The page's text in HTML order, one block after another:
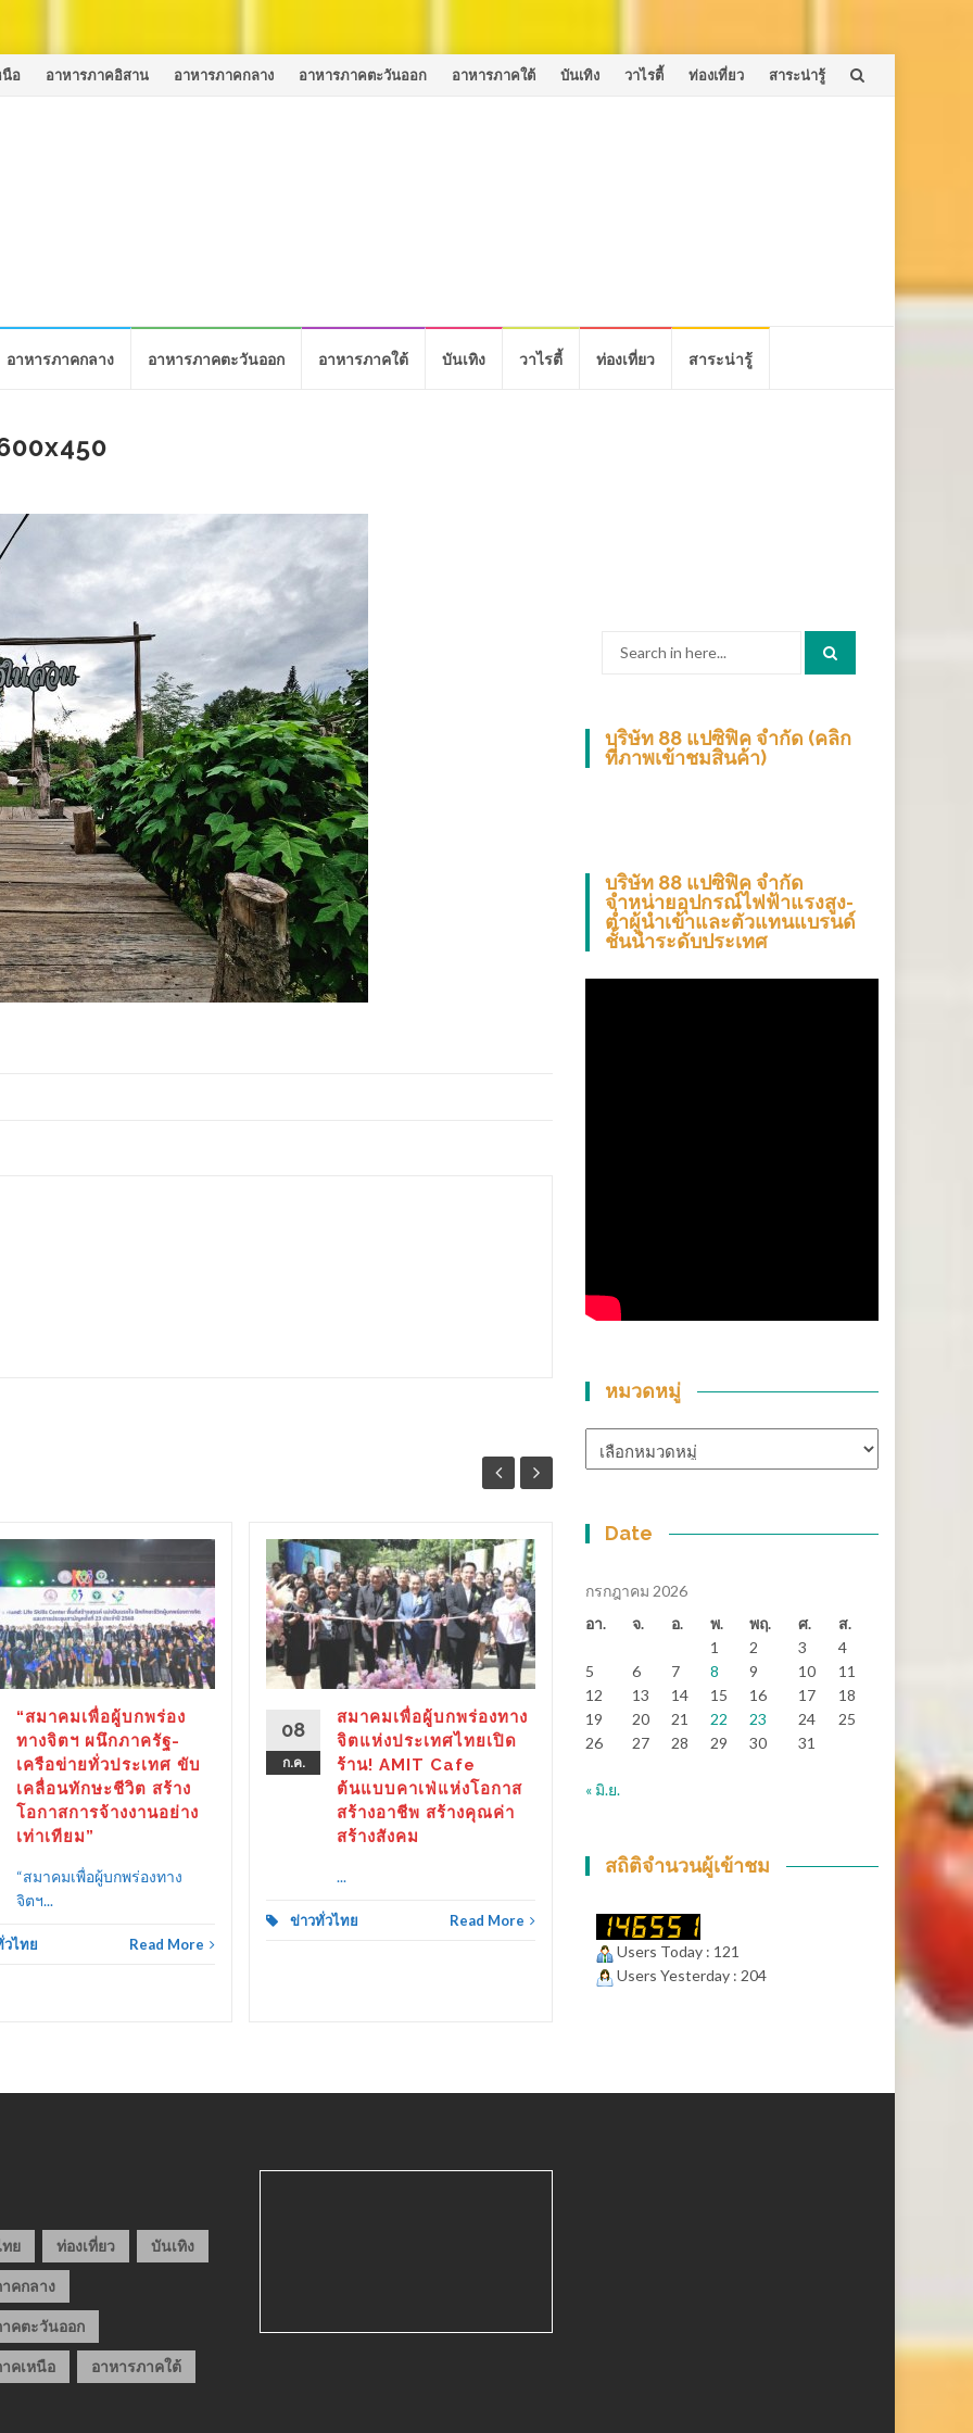
นือ อาหารภาคอิสาน อาหารภาคกลาง อาหารภาคตะวันออก อาหารภาคใต้ บันเทิง วาไรตี้ ท่องเที่ยว สาระน่ารู้
อาหารภาคกลาง อาหารภาคตะวันออก อาหารภาคใต้ บันเทิง วาไรตี้ ท่องเที่ยว สาระน่ารู้
“สมาคมเพื่อผู้บกพร่อง
ทางจิตฯ ผนึกภาครัฐ-
เครือข่ายทั่วประเทศ ขับ
เคลื่อนทักษะชีวิต สร้าง
โอกาสการจ้างงานอย่าง
เท่าเทียม”
“สมาคมเพื่อผู้บกพร่องทาง
จิตฯ...
วไทย Read More
08
ก.ค.
สมาคมเพื่อผู้บกพร่องทาง
จิตแห่งประเทศไทยเปิด
ร้าน! AMIT Cafe
ต้นแบบคาเฟ่แห่งโอกาส
สร้างอาชีพ สร้างคุณค่า
สร้างสังคม
...
ข่าวทั่วไทย Read More
69” ปิดฉากยิ่งใหญ่ สร้าง
เงินสะพัดกว่า 288 ล้าน
บาท ส่งต่อเจ้าภาพ “เมือง
ช้างเกมส์”
สุราษฎร์ธานี-“ตาปีเกมส์ 69”
ปิดฉากยิ่งใหญ่...
ข่าวทั่
บริษัท 88 แปซิฟิค จำกัด (คลิก
ที่ภาพเข้าชมสินค้า)
บริษัท 88 แปซิฟิค จำกัด
จำหน่ายอุปกรณ์ไฟฟ้าแรงสูง-
ต่ำผู้นำเข้าและตัวแทนแบรนด์
ชั้นนำระดับประเทศ
หมวดหมู่
หมู่
Date
กรกฎาคม 2026
อา.
จ. อ. พ. พฤ. ศ.
ส.
1
2 3
4
5
6 7 8 9 10
11
12
13 14 15 16 17
18
19
20 21 22 23 24
25
26
27 28 29 30 31
« มิ.ย.
สถิติจำนวนผู้เข้าชม
Users Today : 121
Users Yesterday : 204
ย ท่องเที่ยว บันเทิง
คกลาง
คตะวันออก
คเหนือ อาหารภาคใต้